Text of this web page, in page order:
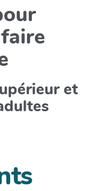
et